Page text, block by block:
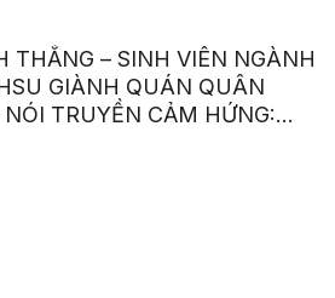
THẮNG – SINH VIÊN NGÀNH
GIÀNH QUÁN QUÂN
TRUYỀN CẢM HỨNG: